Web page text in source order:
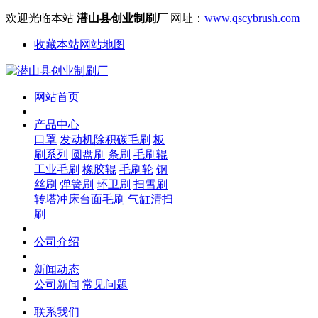
欢迎光临本站 潜山县创业制刷厂 网址： www.qscybrush.com
收藏本站网站地图
网站首页
产品中心
口罩 发动机除积碳毛刷 板
刷系列 圆盘刷 条刷 毛刷辊
工业毛刷 橡胶辊 毛刷轮 钢
丝刷 弹簧刷 环卫刷 扫雪刷
转塔冲床台面毛刷 气缸清扫
刷
公司介绍
新闻动态
公司新闻 常见问题
联系我们